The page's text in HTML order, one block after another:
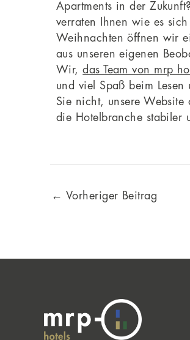
Apartments in der
verraten Ihnen wie es
Weihnachten öffnen wir
aus unseren eigenen
Wir,das Team von mrp
und viel Spaß beim
Sie nicht, unsere Website
die Hotelbranche stabiler
← Vorheriger Beitrag